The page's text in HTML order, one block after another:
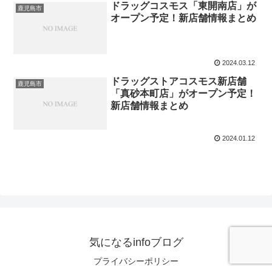
鹿児島市
ドラッグコスモス「東開南店」が
オープン予定！新店舗情報まとめ
2024.03.12
鹿児島市
ドラッグストアコスモス新店舗
「真砂本町店」がオープン予定！
新店舗情報まとめ
2024.01.12
気になるinfoブログ
プライバシーポリシー